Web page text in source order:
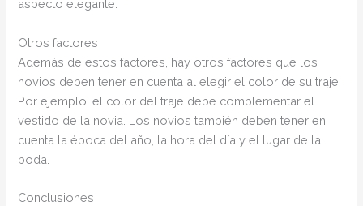
aspecto elegante.
Otros factores
Además de estos factores, hay otros factores que los
novios deben tener en cuenta al elegir el color de su traje.
Por ejemplo, el color del traje debe complementar el
vestido de la novia. Los novios también deben tener en
cuenta la época del año, la hora del día y el lugar de la
boda.
Conclusiones